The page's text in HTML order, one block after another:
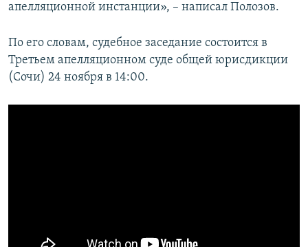
апелляционной инстанции», – написал Полозов.
По его словам, судебное заседание состоится в
Третьем апелляционном суде общей юрисдикции
(Сочи) 24 ноября в 14:00.